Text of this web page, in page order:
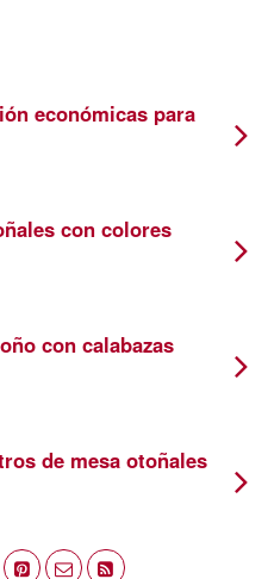
económicas para
con colores
con calabazas
de mesa otoñales